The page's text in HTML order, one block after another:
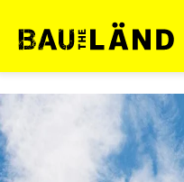
Zum Inhalt springen
Link zur Startseite